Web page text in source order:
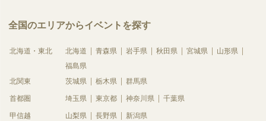
全国のエリアからイベントを探す
北海道・東北 北海道 青森県 岩手県 秋田県 宮城県
山形県
福島県
北関東
茨城県 栃木県 群馬県
首都圏 埼玉県 東京都 神奈川県 千葉県
甲信越 山梨県 長野県 新潟県